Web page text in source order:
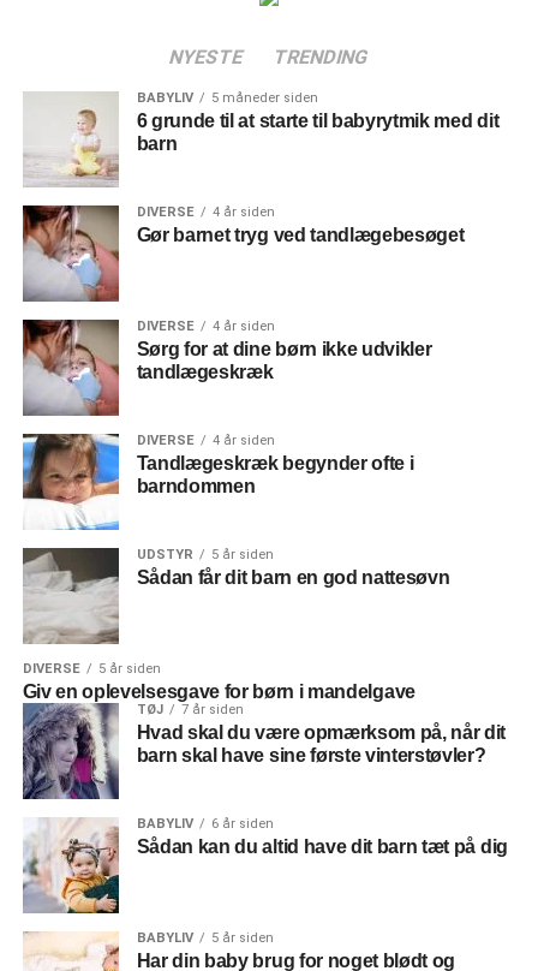
NYESTE TRENDING
BABYLIV 5 måneder siden
6 grunde til at starte til babyrytmik med dit
barn
DIVERSE 4 år siden
Gør barnet tryg ved tandlægebesøget
DIVERSE 4 år siden
Sørg for at dine børn ikke udvikler
tandlægeskræk
DIVERSE 4 år siden
Tandlægeskræk begynder ofte i
barndommen
UDSTYR 5 år siden
Sådan får dit barn en god nattesøvn
DIVERSE 5 år siden
Giv en oplevelsesgave for børn i mandelgave
TØJ 7 år siden
Hvad skal du være opmærksom på, når dit
barn skal have sine første vinterstøvler?
BABYLIV 6 år siden
Sådan kan du altid have dit barn tæt på dig
BABYLIV 5 år siden
Har din baby brug for noget blødt og